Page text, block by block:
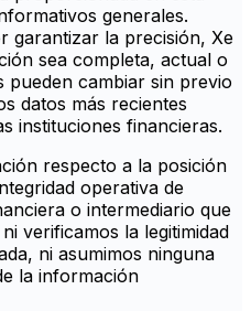
generales.
garantizar la precisión, Xe
sea completa, actual o
pueden cambiar sin previo
datos más recientes
instituciones financieras.
respecto a la posición
operativa de
o intermediario que
verificamos la legitimidad
ni asumimos ninguna
la información